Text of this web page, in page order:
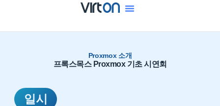
Proxmox 소개
프록스목스 Proxmox 기초 시연회
일시